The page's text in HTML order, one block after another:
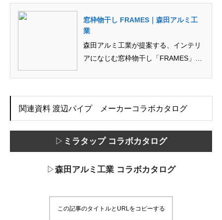
窓枠物干し FRAMES｜森田アルミ工
業
森田アルミ工業が提案する、インテリ
アになじむ窓枠物干し「FRAMES」
関連資料 渡辺パイプ メーカーコラボカタログ
▷ ミラタップ コラボカタログ
▷森田アルミ工業 コラボカタログ
この記事のタイトルとURLをコピーする